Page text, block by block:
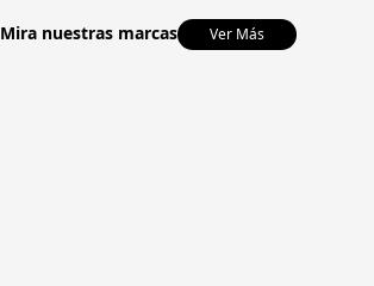
Mira nuestras marcas Ver Más